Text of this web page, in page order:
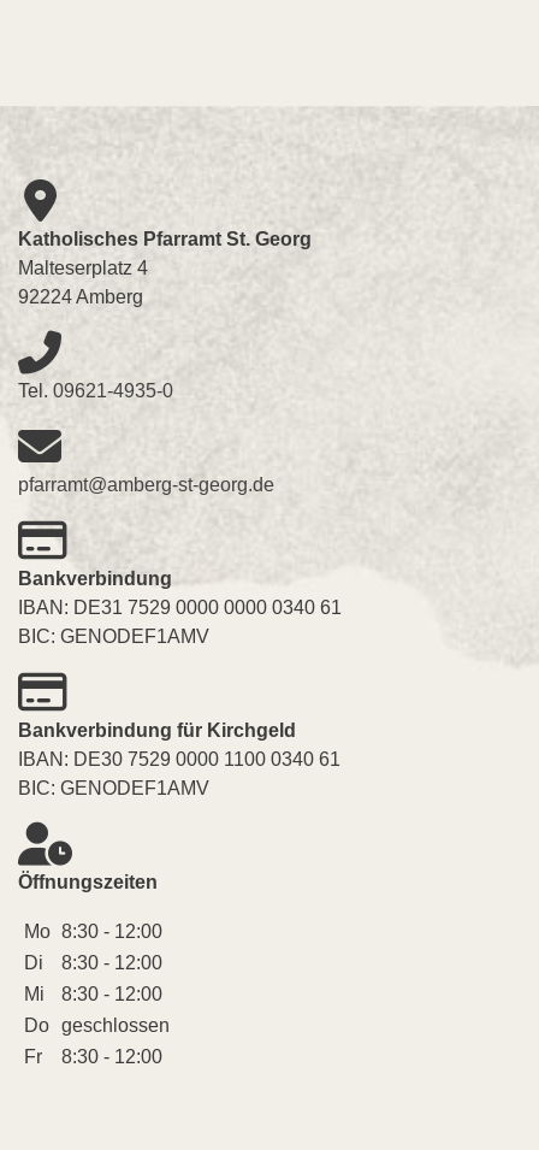
Katholisches Pfarramt St. Georg
Malteserplatz 4
92224 Amberg
Tel. 09621-4935-0
pfarramt@amberg-st-georg.de
Bankverbindung
IBAN: DE31 7529 0000 0000 0340 61
BIC: GENODEF1AMV
Bankverbindung für Kirchgeld
IBAN: DE30 7529 0000 1100 0340 61
BIC: GENODEF1AMV
Öffnungszeiten
Mo 8:30 - 12:00
Di
8:30 - 12:00
Mi
8:30 - 12:00
Do geschlossen
Fr
8:30 - 12:00